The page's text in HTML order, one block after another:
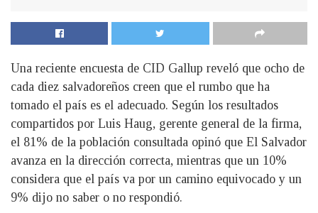
Una reciente encuesta de CID Gallup reveló que ocho de
cada diez salvadoreños creen que el rumbo que ha
tomado el país es el adecuado. Según los resultados
compartidos por Luis Haug, gerente general de la firma,
el 81% de la población consultada opinó que El Salvador
avanza en la dirección correcta, mientras que un 10%
considera que el país va por un camino equivocado y un
9% dijo no saber o no respondió.